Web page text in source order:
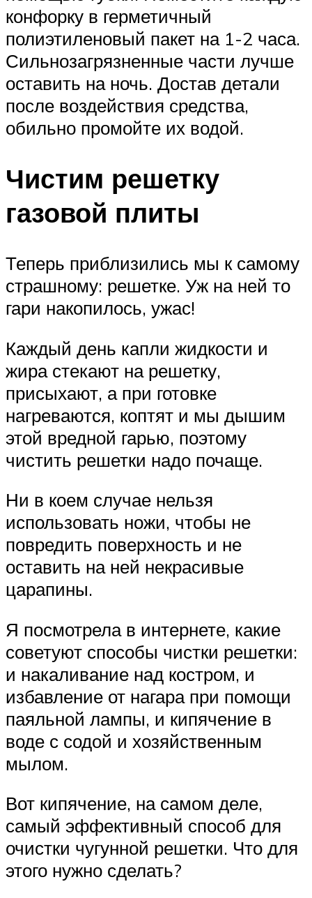
конфорку в герметичный
полиэтиленовый пакет на 1-2 часа.
Сильнозагрязненные части лучше
оставить на ночь. Достав детали
после воздействия средства,
обильно промойте их водой.
Чистим решетку
газовой плиты
Теперь приблизились мы к самому
страшному: решетке. Уж на ней то
гари накопилось, ужас!
Каждый день капли жидкости и
жира стекают на решетку,
присыхают, а при готовке
нагреваются, коптят и мы дышим
этой вредной гарью, поэтому
чистить решетки надо почаще.
Ни в коем случае нельзя
использовать ножи, чтобы не
повредить поверхность и не
оставить на ней некрасивые
царапины.
Я посмотрела в интернете, какие
советуют способы чистки решетки:
и накаливание над костром, и
избавление от нагара при помощи
паяльной лампы, и кипячение в
воде с содой и хозяйственным
мылом.
Вот кипячение, на самом деле,
самый эффективный способ для
очистки чугунной решетки. Что для
этого нужно сделать?